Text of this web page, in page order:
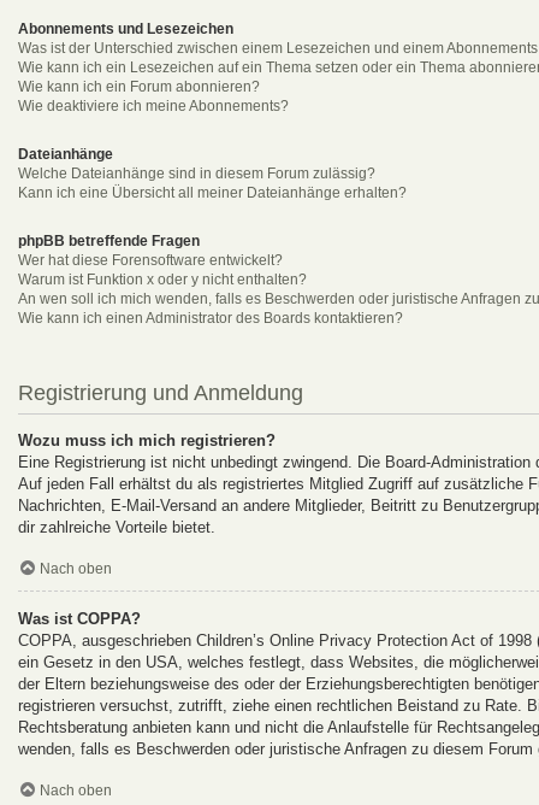
Abonnements und Lesezeichen
Was ist der Unterschied zwischen einem Lesezeichen und einem
Wie kann ich ein Lesezeichen auf ein Thema setzen oder ein Thema
Wie kann ich ein Forum abonnieren?
Wie deaktiviere ich meine Abonnements?
Dateianhänge
Welche Dateianhänge sind in diesem Forum zulässig?
Kann ich eine Übersicht all meiner Dateianhänge erhalten?
phpBB betreffende Fragen
Wer hat diese Forensoftware entwickelt?
Warum ist Funktion x oder y nicht enthalten?
An wen soll ich mich wenden, falls es Beschwerden oder juristische Anfragen
Wie kann ich einen Administrator des Boards kontaktieren?
Registrierung und Anmeldung
Wozu muss ich mich registrieren?
Eine Registrierung ist nicht unbedingt zwingend. Die Board-
Auf jeden Fall erhältst du als registriertes Mitglied Zugriff auf zusätzliche
Nachrichten, E-Mail-Versand an andere Mitglieder, Beitritt zu
dir zahlreiche Vorteile bietet.
Nach oben
Was ist COPPA?
COPPA, ausgeschrieben Children’s Online Privacy Protection Act of
ein Gesetz in den USA, welches festlegt, dass Websites, die
der Eltern beziehungsweise des oder der Erziehungsberechtigten
registrieren versuchst, zutrifft, ziehe einen rechtlichen Beistand zu Rate.
Rechtsberatung anbieten kann und nicht die Anlaufstelle für
wenden, falls es Beschwerden oder juristische Anfragen zu diesem Forum
Nach oben